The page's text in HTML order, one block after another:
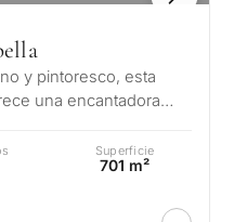
y pintoresco, esta
una encantadora
Superficie
701 m²